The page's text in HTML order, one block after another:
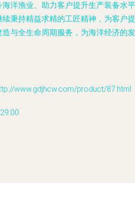
洋渔业、助力客户提升生产装备水平
秉持精益求精的工匠精神，为客户提
与全生命周期服务，为海洋经济的发
www.gdjhcw.com/product/87.html